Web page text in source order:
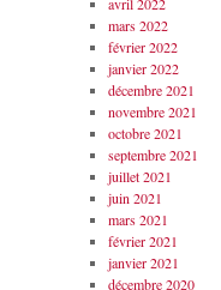
mars 2022
février 2022
janvier 2022
décembre 2021
novembre 2021
octobre 2021
septembre 2021
juillet 2021
juin 2021
mars 2021
février 2021
janvier 2021
décembre 2020